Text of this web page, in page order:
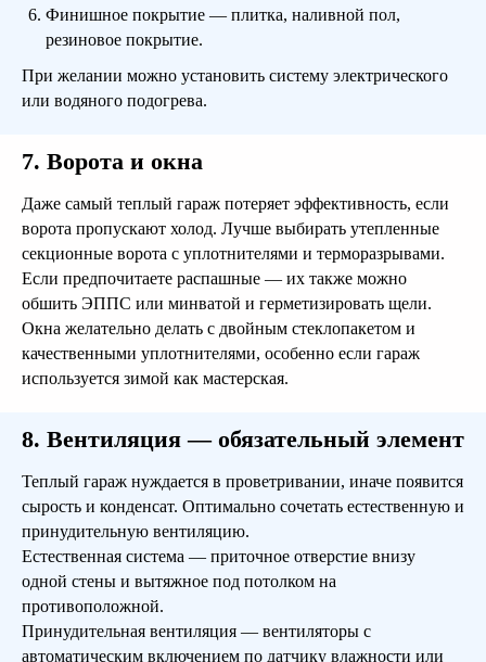
Финишное покрытие — плитка, наливной пол,
резиновое покрытие.
При желании можно установить систему электрического
или водяного подогрева.
7. Ворота и окна
Даже самый теплый гараж потеряет эффективность, если
ворота пропускают холод. Лучше выбирать утепленные
секционные ворота с уплотнителями и терморазрывами.
Если предпочитаете распашные — их также можно
обшить ЭППС или минватой и герметизировать щели.
Окна желательно делать с двойным стеклопакетом и
качественными уплотнителями, особенно если гараж
используется зимой как мастерская.
8. Вентиляция — обязательный элемент
Теплый гараж нуждается в проветривании, иначе появится
сырость и конденсат. Оптимально сочетать естественную и
принудительную вентиляцию.
Естественная система — приточное отверстие внизу
одной стены и вытяжное под потолком на
противоположной.
Принудительная вентиляция — вентиляторы с
автоматическим включением по датчику влажности или
Оставить заявку
Поможем
определить, какой
дом подходит Вам!
Оставьте заявку и в ближайшее время с
Вами свяжутся и подберут Вам проекты
подходящих домов